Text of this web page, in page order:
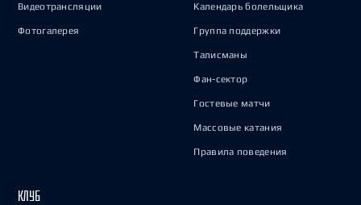
Видеотрансляции
Фотогалерея
Календарь болельщика
Группа поддержки
Талисманы
Фан-сектор
Гостевые матчи
Массовые катания
Правила поведения
КЛУБ